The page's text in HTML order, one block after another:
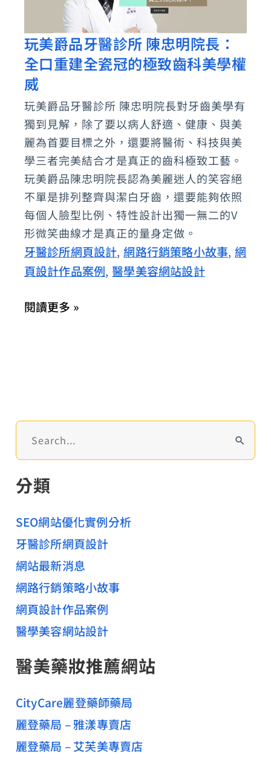
玩美爵品牙醫診所 陳忠明院長：
全口重建全瓷冠的極致齒科美學權
威
玩美爵品牙醫診所 陳忠明院長對牙齒美學有
獨到見解，除了要以病人舒適、健康、與美
麗為首要目標之外，還要將醫術、科技與美
學三者完美結合才是真正的齒科極致工藝。
玩美爵品陳忠明院長認為美麗迷人的笑容絕
不單是排列整齊與潔白牙齒，還要能夠依照
每個人臉型比例、特性設計出獨一無二的V
形微笑曲線才是真正的量身定做。
牙醫診所網頁設計, 網路行銷策略小故事, 網
頁設計作品案例,醫學美容網站設計
玩
美
爵
品
牙
醫
診
所
陳
忠
明
院
長：
口
極
齒
美
學
權
威
閱讀更多 »
尋
鍵
字
:
分類
SEO網站優化實例分析
牙醫診所網頁設計
網站最新消息
網路行銷策略小故事
網頁設計作品案例
醫學美容網站設計
醫美藥妝推薦網站
CityCare麗登藥師藥局
麗登藥局 – 雅漾專賣店
麗登藥局 – 艾芙美專賣店